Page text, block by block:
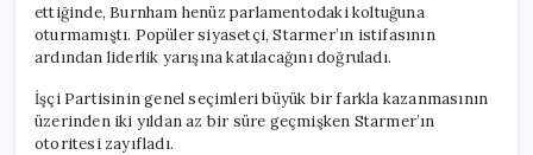
ettiğinde, Burnham henüz parlamentodaki koltuğuna
oturmamıştı. Popüler siyasetçi, Starmer’ın istifasının
ardından liderlik yarışına katılacağını doğruladı.
İşçi Partisinin genel seçimleri büyük bir farkla kazanmasının
üzerinden iki yıldan az bir süre geçmişken Starmer’ın
otoritesi zayıfladı.